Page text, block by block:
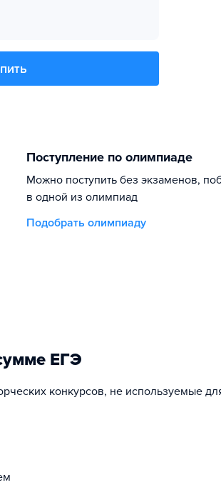
Поступление по олимпиаде
Можно поступить без экзаменов,
в одной из олимпиад
Подобрать олимпиаду
ЕГЭ
конкурсов, не используемые